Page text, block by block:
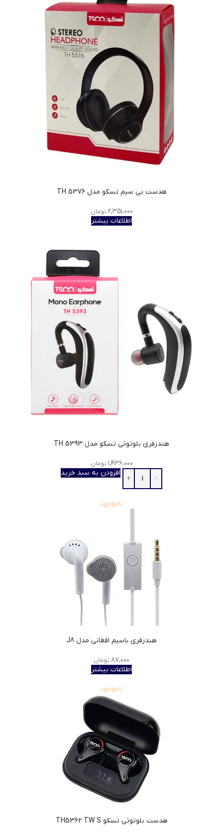
هدست بی سیم تسکو مدل TH 5376
۲,۳۵۱,۰۰۰ تومان
اطلاعات بیشتر
هندزفری بلوتوثی تسکو مدل TH 5393
۱,۴۳۶,۰۰۰ تومان
افزودن به سبد خرید
ناموجود
هندزفری باسیم افغانی مدل J8
۸۷,۰۰۰ تومان
اطلاعات بیشتر
ناموجود
هدست بلوتوثی تسکو TH5362 TW S